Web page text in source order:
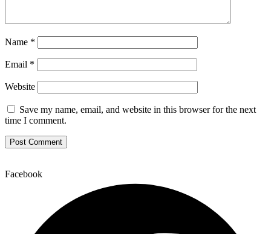
Name *
Email *
Website
Save my name, email, and website in this browser for the next
time I comment.
Facebook